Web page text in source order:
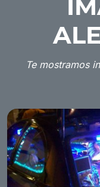
Te mostramos